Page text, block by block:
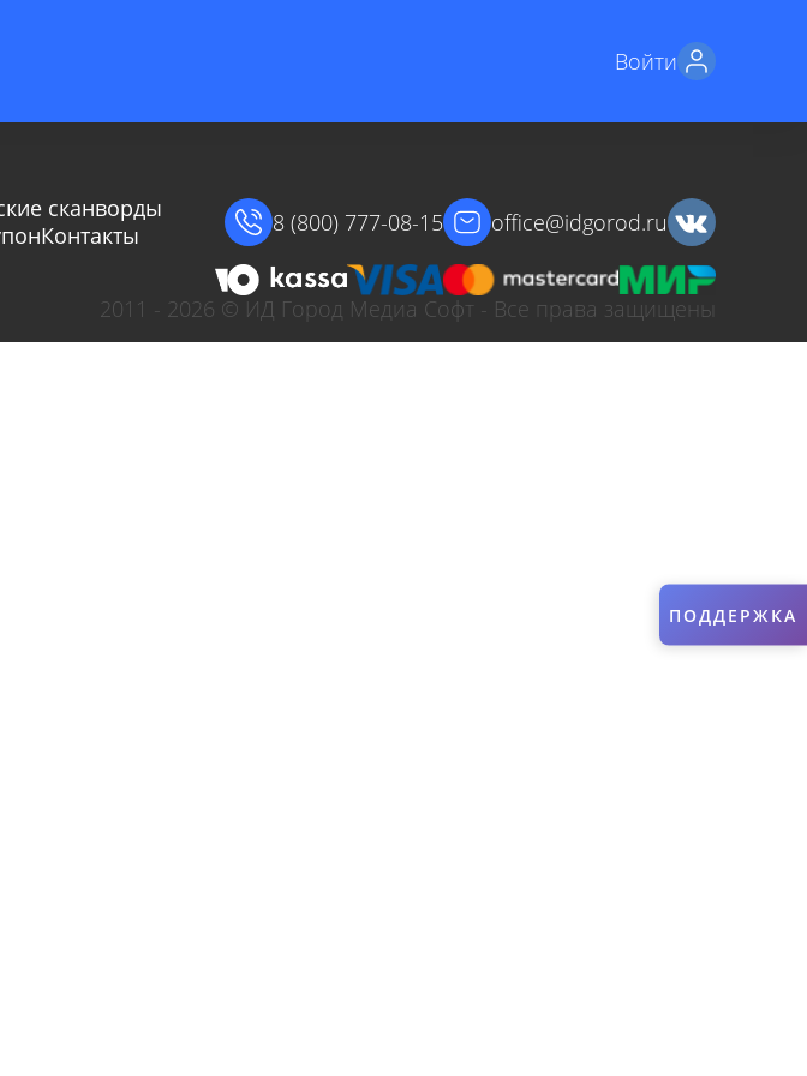
Отмена
Войти
сканворды
Контакты 8 (800) 777-08-15 office@idgorod.ru
2011 - 2026 © ИД Город Медиа Софт - Все права защищены
ПОДДЕРЖКА